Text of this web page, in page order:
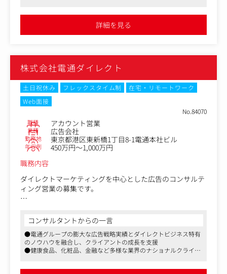
で、大きなやりがいを感じることができます。
・クリエイティブチームのディレクション、制作進行管理
・スケジュール・予算管理、品質チェック、納品対応
詳細を見る
株式会社電通ダイレクト
土日祝休み フレックスタイム制
在宅・リモートワーク
Web面接
No.84070
職種 アカウント営業
業種 広告会社
勤務地 東京都港区東新橋1丁目8-1電通本社ビル
年収例
450万円～1,000万円
職務内容
ダイレクトマーケティングを中心とした広告のコンサルテ
ィング営業の募集です。
イング～クリエイティブ開発～メディア運用・分析～顧客
分析まで、一貫した業務で総合的なコンサルティングに注
力し、クライアントの課題解決を図ります。ゆくゆくはマ
ネジメントにも挑戦いただきたいと考えています。
コンサルタントからの一言
●電通グループの膨大な広告戦略実績とダイレクトビジネス特有
のノウハウを融合し、クライアントの成長を支援
●健康食品、化粧品、金融など多様な業界のナショナルクライア